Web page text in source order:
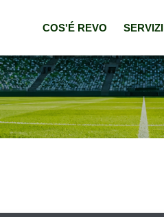
COS'É REVO SERVIZI